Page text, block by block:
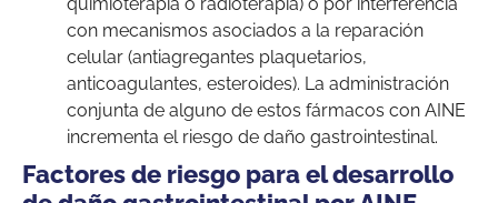
con mecanismos asociados a la reparación
celular (antiagregantes plaquetarios,
anticoagulantes, esteroides). La administración
conjunta de alguno de estos fármacos con AINE
incrementa el riesgo de daño gastrointestinal.
Factores de riesgo para el desarrollo